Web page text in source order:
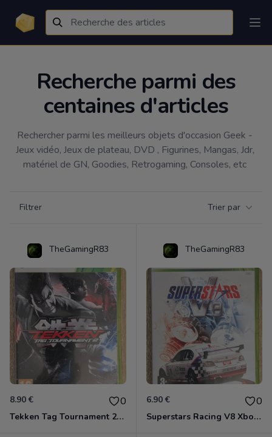
Recherche parmi des
centaines d'articles
Rechercher parmi les meilleurs objets d'occasion Geek -
Jeux vidéo, Jeux de plateau, DVD , Figurines, Mangas, Jdr,
matériel de GN, Goodies, Retrogaming, Consoles, etc
Filtrer Trier par
TheGamingR83
8.90 € 0
Tekken Tag Tournament 2 Xbox 360
TheGamingR83
6.90 € 0
Superstars Racing V8 Xbox 360